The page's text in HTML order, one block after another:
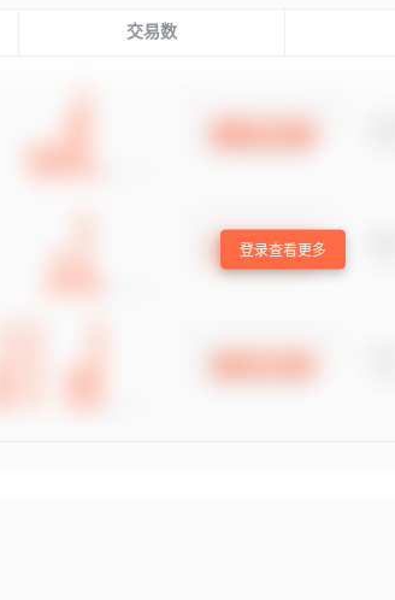
交易数
登录查看更多